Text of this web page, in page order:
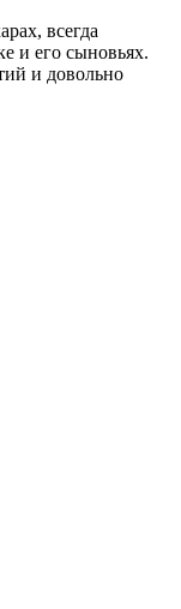
всегда
и его сыновьях.
и довольно